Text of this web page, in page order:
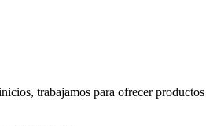
trabajamos para ofrecer